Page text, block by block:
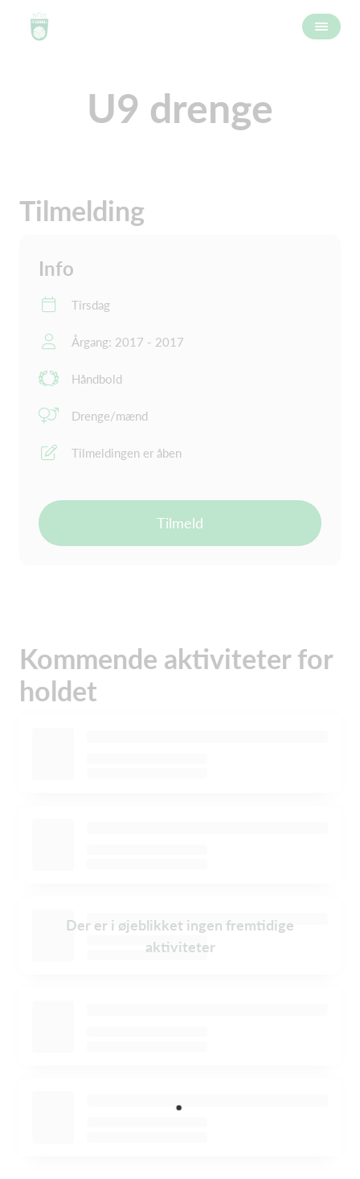
U9 drenge
Tilmelding
Info
Tirsdag
Årgang: 2017 - 2017
Håndbold
Drenge/mænd
Tilmeldingen er åben
Tilmeld
Kommende aktiviteter for
holdet
Der er i øjeblikket ingen fremtidige
aktiviteter